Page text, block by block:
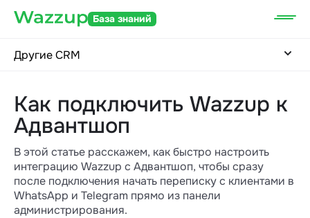
База знаний
Другие CRM
Как подключить Wazzup к
Адвантшоп
В этой статье расскажем, как быстро настроить
интеграцию Wazzup с Адвантшоп, чтобы сразу
после подключения начать переписку с клиентами в
WhatsApp и Telegram прямо из панели
администрирования.